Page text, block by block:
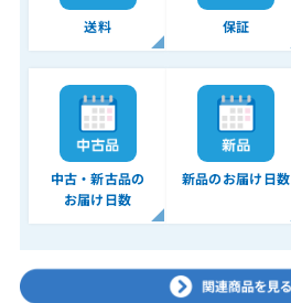
送料 保証
中古・新古品の
お届け日数
新品のお届け日数